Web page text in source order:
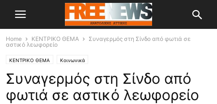
Home ΚΕΝΤΡΙΚΟ ΘΕΜΑ
Συναγερμός στη Σίνδο από φωτιά σε
αστικό λεωφορείο
ΚΕΝΤΡΙΚΟ ΘΕΜΑ Κοινωνικά
Συναγερμός στη Σίνδο από
φωτιά σε αστικό λεωφορείο